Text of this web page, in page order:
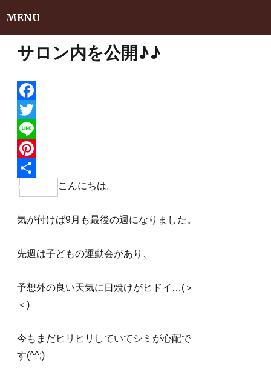
MENU
サロン内を公開♪♪
F
a
c
e
b
o
k
T
w
t
e
L
n
P
i
t
e
e
s
共
こんにちは。
気が付けば9月も最後の週になりました。
先週は子どもの運動会があり、
予想外の良い天気に日焼けがヒドイ…(＞
＜)
今もまだヒリヒリしていてシミが心配で
す(^^;)